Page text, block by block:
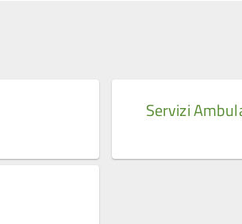
Servizi